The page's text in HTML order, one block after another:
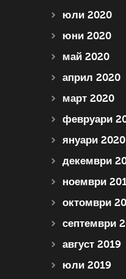
юли 2020
юни 2020
май 2020
април 2020
март 2020
февруари
януари 2020
декември
ноември
октомври
септември
август 2019
юли 2019